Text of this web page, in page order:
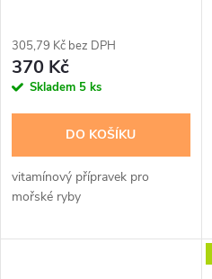
305,79 Kč bez DPH
370 Kč
Skladem 5 ks
DO KOŠÍKU
vitamínový přípravek pro
mořské ryby